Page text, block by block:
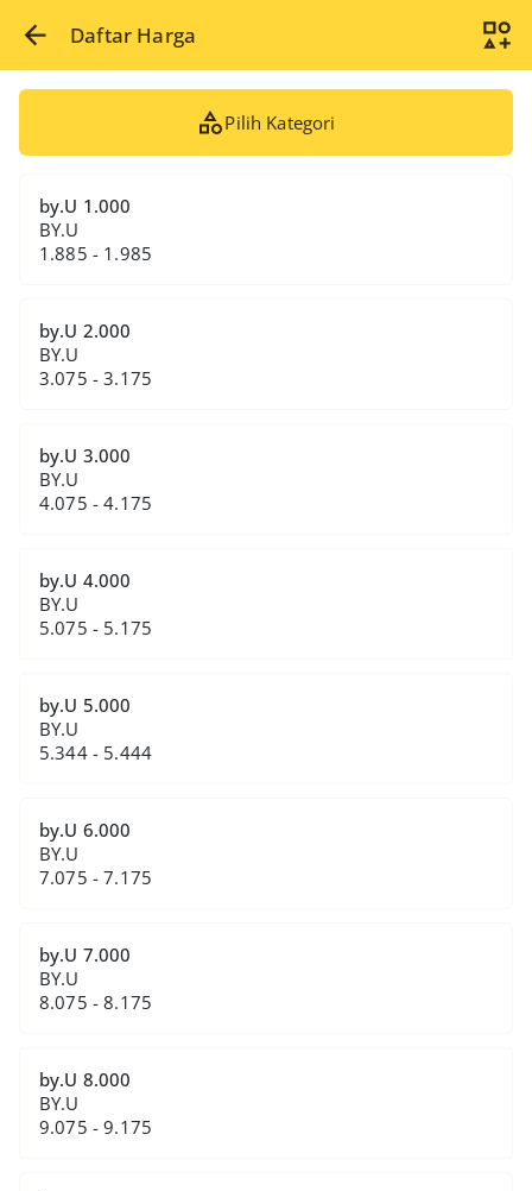
Daftar Harga
Pilih Kategori
by.U 1.000
BY.U
1.885 - 1.985
by.U 2.000
BY.U
3.075 - 3.175
by.U 3.000
BY.U
4.075 - 4.175
by.U 4.000
BY.U
5.075 - 5.175
by.U 5.000
BY.U
5.344 - 5.444
by.U 6.000
BY.U
7.075 - 7.175
by.U 7.000
BY.U
8.075 - 8.175
by.U 8.000
BY.U
9.075 - 9.175